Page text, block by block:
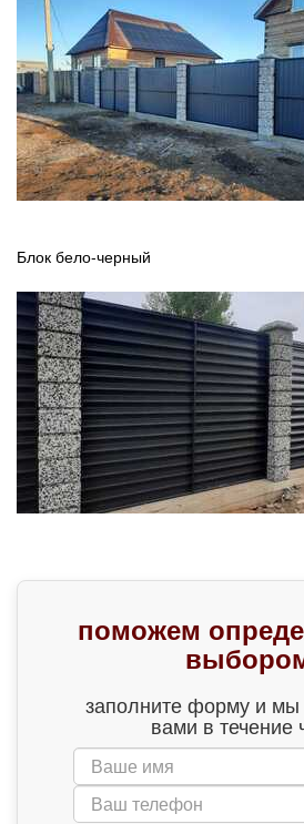
Блок бело-черный
поможем
заполните форму и
вами в течение